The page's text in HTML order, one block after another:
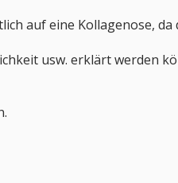
auf eine Kollagenose, da
usw. erklärt werden